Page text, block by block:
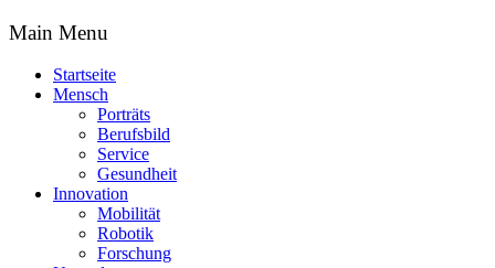
Main Menu
Startseite
Mensch
Porträts
Berufsbild
Service
Gesundheit
Innovation
Mobilität
Robotik
Forschung